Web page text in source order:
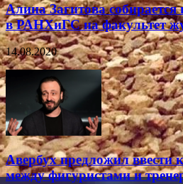
Алина Загитова собирается
в РАНХиГС на факультет
14.08.2020
Авербух предложил ввести
между фигуристами и